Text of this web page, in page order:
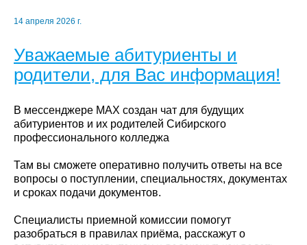
14 апреля 2026 г.
Уважаемые абитуриенты и
родители, для Вас информация!
В мессенджере MAX создан чат для будущих
абитуриентов и их родителей Сибирского
профессионального колледжа
Там вы сможете оперативно получить ответы на все
вопросы о поступлении, специальностях, документах
и сроках подачи документов.
Специалисты приемной комиссии помогут
разобраться в правилах приёма, расскажут о